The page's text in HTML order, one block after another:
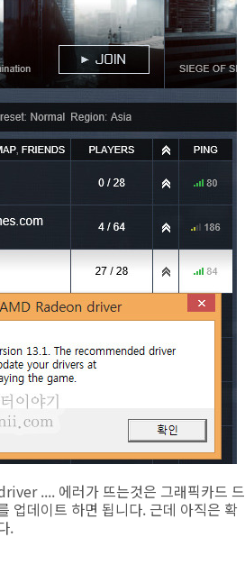
.... 에러가 뜨는것은 그래픽카드 드
업데이트 하면 됩니다. 근데 아직은 확
.